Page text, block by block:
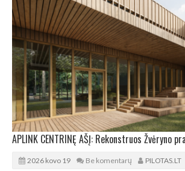
APLINK CENTRINĘ AŠĮ: Rekonstruos Žvėryno
2026 kovo 19 Be komentarų PILOTAS.LT